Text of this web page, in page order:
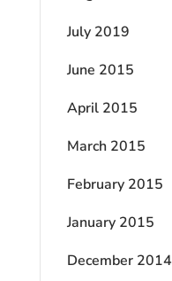
July 2019
June 2015
April 2015
March 2015
February 2015
January 2015
December 2014